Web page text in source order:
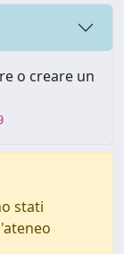
o creare un
stati